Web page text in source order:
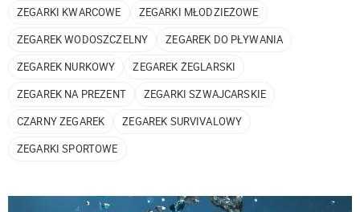
ZEGARKI KWARCOWE
ZEGARKI MŁODZIEŻOWE
ZEGAREK WODOSZCZELNY
ZEGAREK DO PŁYWANIA
ZEGAREK NURKOWY
ZEGAREK ŻEGLARSKI
ZEGAREK NA PREZENT
ZEGARKI SZWAJCARSKIE
CZARNY ZEGAREK
ZEGAREK SURVIVALOWY
ZEGARKI SPORTOWE